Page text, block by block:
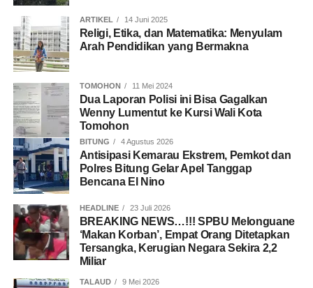
ARTIKEL 14 Juni 2025
Religi, Etika, dan Matematika: Menyulam
Arah Pendidikan yang Bermakna
TOMOHON 11 Mei 2024
Dua Laporan Polisi ini Bisa Gagalkan
Wenny Lumentut ke Kursi Wali Kota
Tomohon
BITUNG 4 Agustus 2026
Antisipasi Kemarau Ekstrem, Pemkot dan
Polres Bitung Gelar Apel Tanggap
Bencana El Nino
HEADLINE 23 Juli 2026
BREAKING NEWS…!!! SPBU Melonguane
‘Makan Korban’, Empat Orang Ditetapkan
Tersangka, Kerugian Negara Sekira 2,2
Miliar
TALAUD 9 Mei 2026